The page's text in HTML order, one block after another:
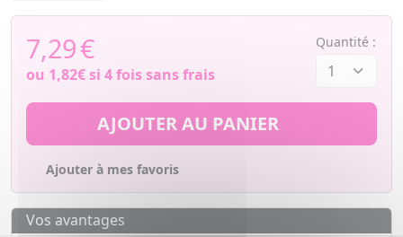
7,29€
ou 1,82€si 4 fois sans frais
Quantité :
AJOUTER AU PANIER
Ajouter à mes favoris
Vos avantages